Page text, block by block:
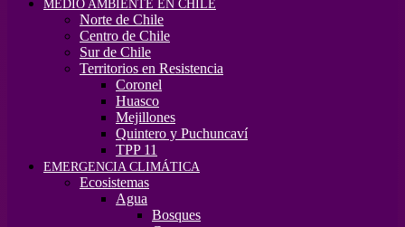
MEDIO AMBIENTE EN CHILE
Norte de Chile
Centro de Chile
Sur de Chile
Territorios en Resistencia
Coronel
Huasco
Mejillones
Quintero y Puchuncaví
TPP 11
EMERGENCIA CLIMÁTICA
Ecosistemas
Agua
Bosques